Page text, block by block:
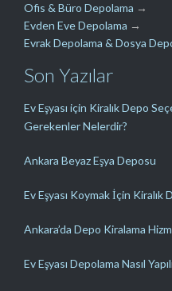
Ofis & Büro Depolama →
Evden Eve Depolama →
Evrak Depolama & Dosya
Son Yazılar
Ev Eşyası için Kiralık Depo
Gerekenler Nelerdir?
Ankara Beyaz Eşya Deposu
Ev Eşyası Koymak İçin Kiralık
Ankara’da Depo Kiralama
Ev Eşyası Depolama Nasıl